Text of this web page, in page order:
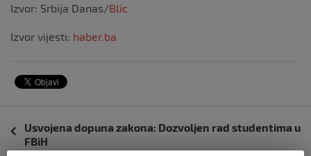
Izvor: Srbija Danas/Blic
Izvor vijesti: haber.ba
objava
Usvojena dopuna zakona: Dozvoljen rad studentima u
FBiH